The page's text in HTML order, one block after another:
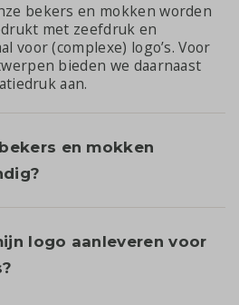
bekers en mokken worden
met zeefdruk en
voor (complexe) logo’s. Voor
bieden we daarnaast
aan.
en mokken
logo aanleveren voor